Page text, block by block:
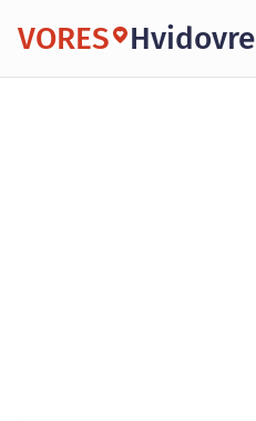
VORES Hvidovre